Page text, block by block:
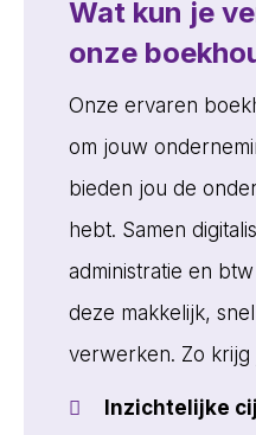
Wat kun je
onze
Onze ervaren
om jouw
bieden jou de
hebt. Samen
administratie en
deze makkelijk,
verwerken. Zo krijg
Inzichtelijke